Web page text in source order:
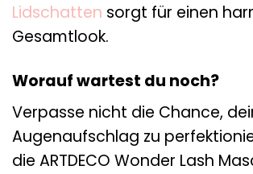
Lidschatten sorgt für einen
Gesamtlook.
Worauf wartest du noch?
Verpasse nicht die Chance,
Augenaufschlag zu
die ARTDECO Wonder Lash